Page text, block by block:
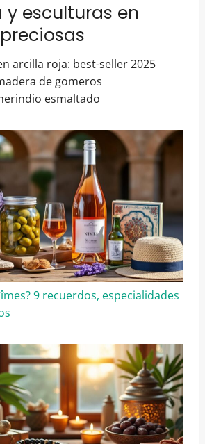
esculturas en
arcilla roja: best-seller 2025
de gomeros
esmaltado
9 recuerdos, especialidades